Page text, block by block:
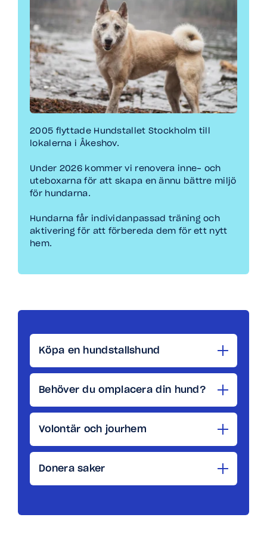
2005 flyttade Hundstallet Stockholm till
lokalerna i Åkeshov.
Under 2026 kommer vi renovera inne- och
uteboxarna för att skapa en ännu bättre miljö
för hundarna.
Hundarna får individanpassad träning och
aktivering för att förbereda dem för ett nytt
hem.
Köpa en hundstallshund
Behöver du omplacera din hund?
Volontär och jourhem
Donera saker